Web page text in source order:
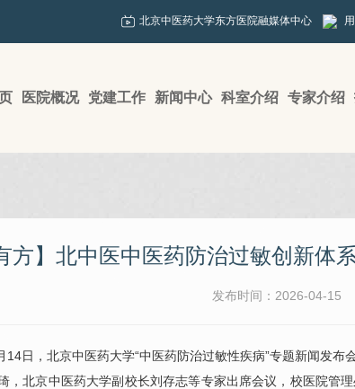
北京中医药大学东方医院融媒体中心
医院概况 党建工作 新闻中心 科室介绍 专家介绍
方】北中医中医药防治过敏创新体
发布时间：2026-04-15
14日，北京中医药大学“中医药防治过敏性疾病”专题新闻发
，北京中医药大学副校长刘存志等专家出席会议，校医院管